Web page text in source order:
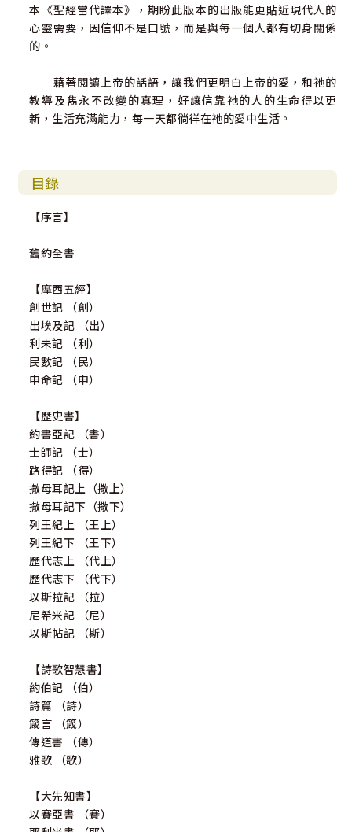
本《聖經當代譯本》，期盼此版本的出版能更貼近現代人的
心靈需要，因信仰不是口號，而是與每一個人都有切身關係
的。
藉著閱讀上帝的話語，讓我們更明白上帝的愛，和祂的
教導及雋永不改變的真理，好讓信靠祂的人的生命得以更
新，生活充滿能力，每一天都徜徉在祂的愛中生活。
目錄
【序言】
舊約全書
【摩西五經】
創世記 （創）
出埃及記 （出）
利未記 （利）
民數記 （民）
申命記 （申）
【歷史書】
約書亞記 （書）
士師記 （士）
路得記 （得）
撒母耳記上（撒上）
撒母耳記下（撒下）
列王紀上 （王上）
列王紀下 （王下）
歷代志上 （代上）
歷代志下 （代下）
以斯拉記 （拉）
尼希米記 （尼）
以斯帖記 （斯）
【詩歌智慧書】
約伯記 （伯）
詩篇 （詩）
箴言 （箴）
傳道書 （傳）
雅歌 （歌）
【大先知書】
以賽亞書 （賽）